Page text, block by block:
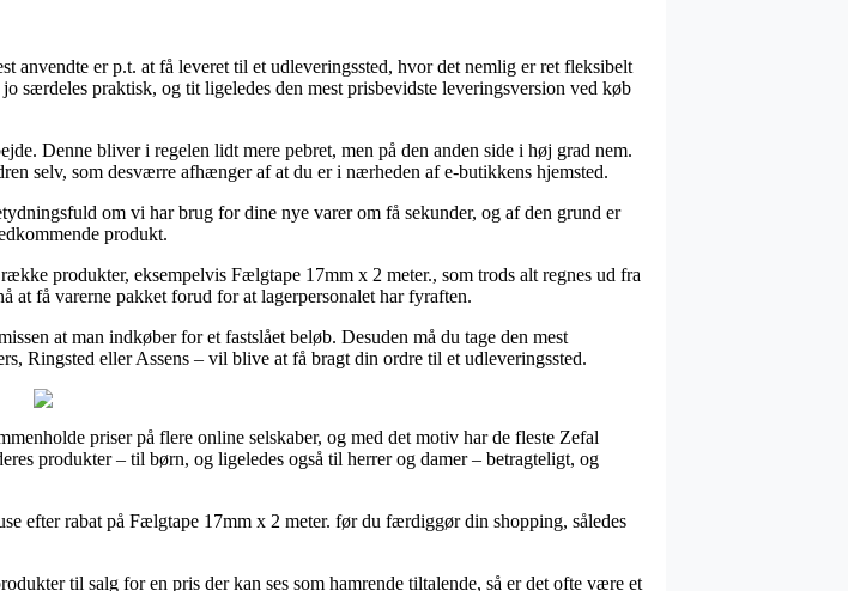
anvendte er p.t. at få leveret til et udleveringssted, hvor det nemlig er ret fleksibelt
særdeles praktisk, og tit ligeledes den mest prisbevidste leveringsversion ved køb
Denne bliver i regelen lidt mere pebret, men på den anden side i høj grad nem.
selv, som desværre afhænger af at du er i nærheden af e-butikkens hjemsted.
om vi har brug for dine nye varer om få sekunder, og af den grund er
produkt.
produkter, eksempelvis Fælgtape 17mm x 2 meter., som trods alt regnes ud fra
at få varerne pakket forud for at lagerpersonalet har fyraften.
at man indkøber for et fastslået beløb. Desuden må du tage den mest
Ringsted eller Assens – vil blive at få bragt din ordre til et udleveringssted.
priser på flere online selskaber, og med det motiv har de fleste Zefal
produkter – til børn, og ligeledes også til herrer og damer – betragteligt, og
efter rabat på Fælgtape 17mm x 2 meter. før du færdiggør din shopping, således
til salg for en pris der kan ses som hamrende tiltalende, så er det ofte være et